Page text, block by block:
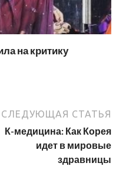
на критику
СЛЕДУЮЩАЯ СТАТЬЯ
К-медицина: Как Корея
идет в мировые
здравницы